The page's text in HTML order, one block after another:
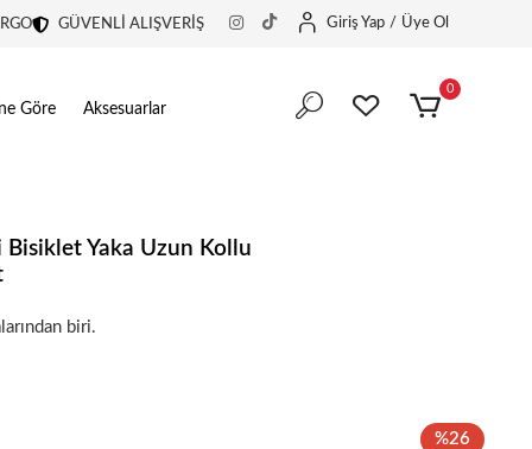
GÜVENLİ ALIŞVERİŞ Giriş Yap / Üye Ol
Göre Aksesuarlar
0
Bisiklet Yaka Uzun Kollu
biri.
%26